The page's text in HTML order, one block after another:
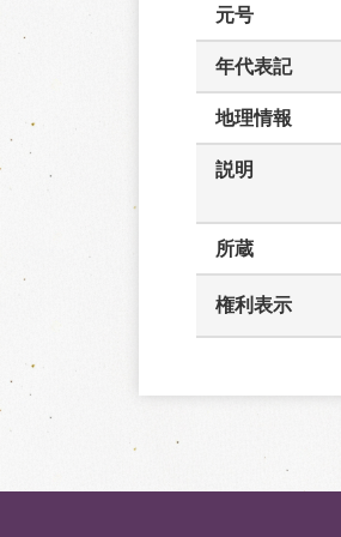
元号
年代表記
地理情報
説明
所蔵
権利表示